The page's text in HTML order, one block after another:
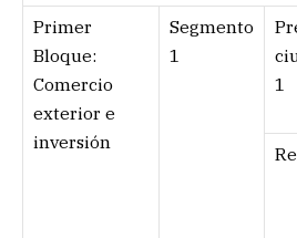
Primer
Bloque:
Comercio
exterior e
inversión
Segmento
1
1